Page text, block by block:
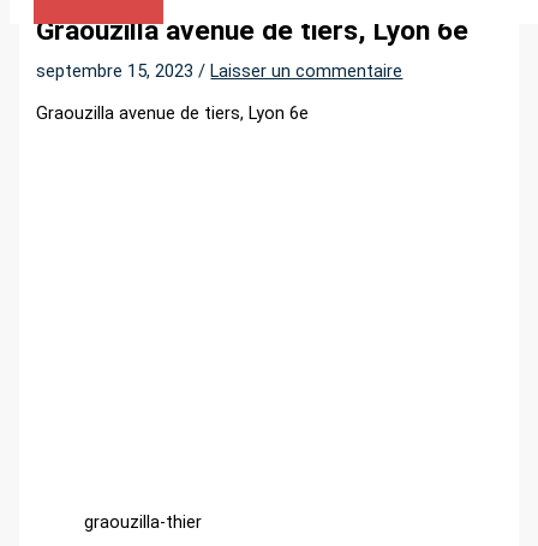
Graouzilla avenue de tiers, Lyon 6e
septembre 15, 2023/Laisser un commentaire
Graouzilla avenue de tiers, Lyon 6e
graouzilla-thier
h